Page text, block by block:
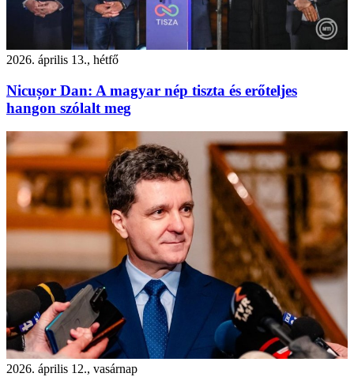
2026. április 13., hétfő
Nicușor Dan: A magyar nép tiszta és erőteljes
hangon szólalt meg
2026. április 12., vasárnap